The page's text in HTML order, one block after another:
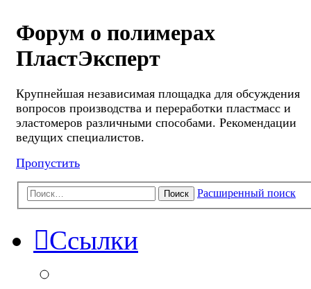
Форум о полимерах
ПластЭксперт
Крупнейшая независимая площадка для обсуждения
вопросов производства и переработки пластмасс и
эластомеров различными способами. Рекомендации
ведущих специалистов.
Пропустить
Поиск Расширенный поиск
Ссылки